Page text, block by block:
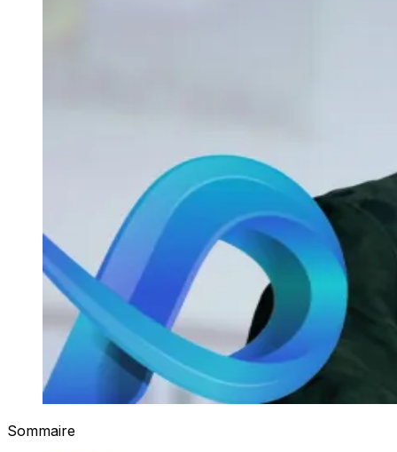
Sommaire